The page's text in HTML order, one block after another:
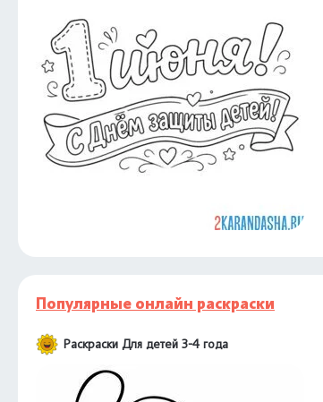
Популярные онлайн раскраски
Раскраски Для детей 3-4 года